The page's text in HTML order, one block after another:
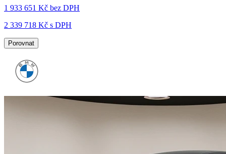
1 933 651 Kč bez DPH
2 339 718 Kč s DPH
Porovnat